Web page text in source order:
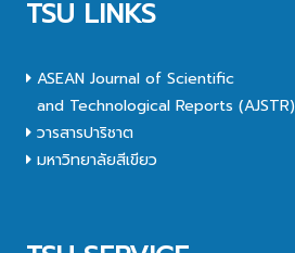
TSU LINKS
ASEAN Journal of Scientific
and Technological Reports (AJSTR)
วารสารปาริชาต
มหาวิทยาลัยสีเขียว